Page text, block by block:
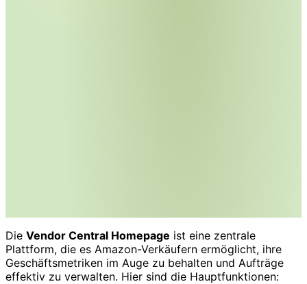
Die Vendor Central Homepage ist eine zentrale
Plattform, die es Amazon-Verkäufern ermöglicht, ihre
Geschäftsmetriken im Auge zu behalten und Aufträge
effektiv zu verwalten. Hier sind die Hauptfunktionen: